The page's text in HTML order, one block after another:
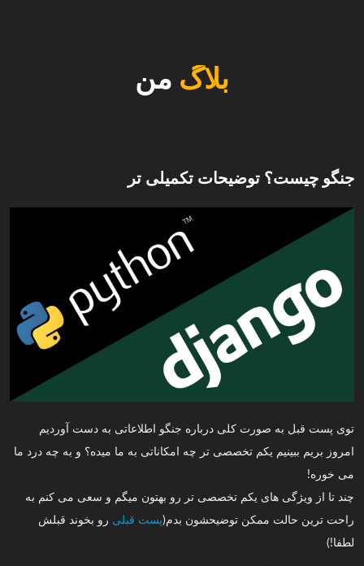
من بلاگ
جنگو چیست؟ توضیحات تکمیلی تر
توی پست قبل به صورت کلی درباره جنگو اطلاعاتی به دست آوردیم
امروز بریم ببینیم یکم تخصصی تر چه امکاناتی به ما میده؟ و به چه درد ما
می خوره!
چند تا از ویژگی های یکم تخصصی تر رو بهتون میگم و سعی می کنم به
راحت ترین حالت ممکن توضیحشون بدم(پست قبلی رو بخوند قبلش
لطفا!)